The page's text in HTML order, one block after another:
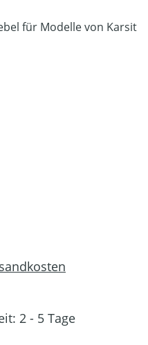
2 - 5 Tage